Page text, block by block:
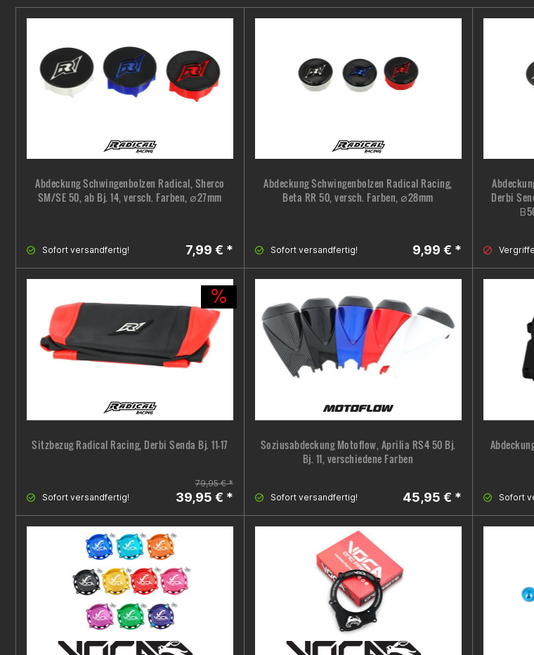
Abdeckung Schwingenbolzen Radical, Sherco
SM/SE 50, ab Bj. 14, versch. Farben, ∅27mm
Sofort versandfertig! 7,99 € *
Abdeckung Schwingenbolzen Radical Racing,
Beta RR 50, versch. Farben, ∅28mm
Sofort versandfertig! 9,99 € *
Derbi
Sitzbezug Radical Racing, Derbi Senda Bj. 11-17
Sofort versandfertig!
79,95 € *
39,95 € *
Soziusabdeckung Motoflow, Aprilia RS4 50 Bj.
Bj. 11, verschiedene Farben
Sofort versandfertig! 45,95 € * Sofort